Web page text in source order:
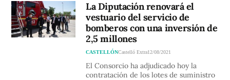
La Diputación renovará el
vestuario del servicio de
bomberos con una inversión de
2,5 millones
CASTELLÓNCastelló Extra12/08/2021
El Consorcio ha adjudicado hoy la
contratación de los lotes de suministro